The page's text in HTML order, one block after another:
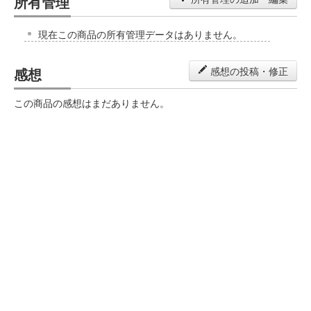
現在この商品の所有管理データはありません。
感想 感想の投稿・修正
この商品の感想はまだありません。